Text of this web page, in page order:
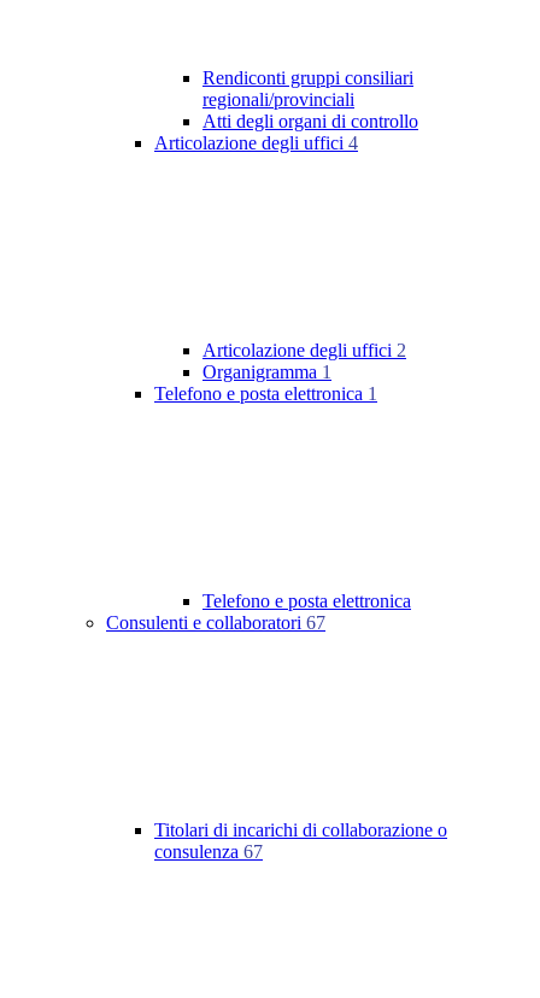
Rendiconti gruppi consiliari
regionali/provinciali
Atti degli organi di controllo
Articolazione degli uffici 4
Articolazione degli uffici 2
Organigramma 1
Telefono e posta elettronica 1
Telefono e posta elettronica
Consulenti e collaboratori 67
Titolari di incarichi di collaborazione o
consulenza 67